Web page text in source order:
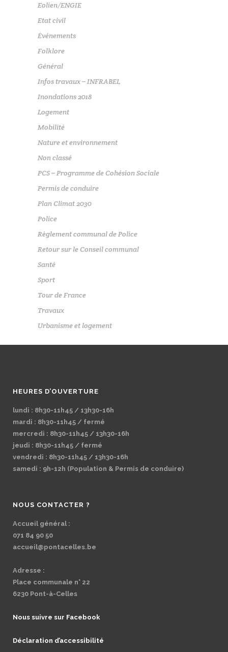
Eolien/ENGIE
Etat civil
Événements
Folklore
Général
Infos travaux – INFRABEL
Inondations 2018
Logement
Mobilité
Nature et environnement
Non classé
PCS – Programme de Cohésion Sociale
Permis de conduire
Plan Climat 2030
Police
Règlement communal de Police
Retour sur le Conseil communal
Santé
Sport
Tour de France
Travaux
Urbanisme et logement
HEURES D’OUVERTURE
lundi : 8h30-11h45 / 13h30-16h
mardi : 8h30-11h45 / fermé
mercredi : 8h30-11h45 / 13h30-16h
jeudi : 8h30-11h45 / fermé
vendredi : 8h30-11h45 / 13h30-16h
samedi : 9h-12h (Population & Permis de conduire)
NOUS CONTACTER ?
Accueil général :
071 84 90 50
accueil@pontacelles.be
Adresse :
Place communale n° 22
6230 Pont-à-Celles
Nous suivre sur Facebook
Déclaration d’accessibilité